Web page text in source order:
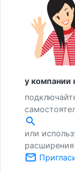
у компании
search
или
mail_outline